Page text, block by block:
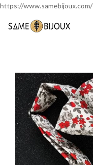
https://www.samebijoux.com/